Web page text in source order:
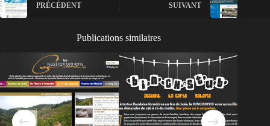
PRÉCÉDENT SUIVANT
Publications similaires